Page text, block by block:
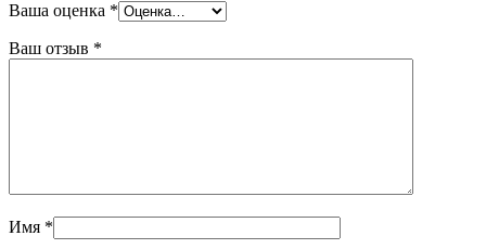
Ваша оценка *
Ваш отзыв *
Имя *